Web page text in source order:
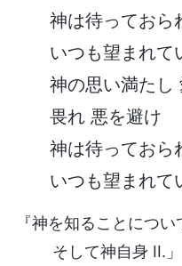
神は待っておら
いつも望まれて
神の思い満たし
畏れ 悪を避け
神は待っておら
いつも望まれて
『神を知ることにつ
そして神自身 II.